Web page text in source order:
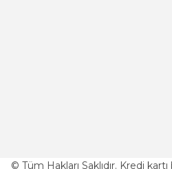
© Tüm Hakları Saklıdır. Kredi